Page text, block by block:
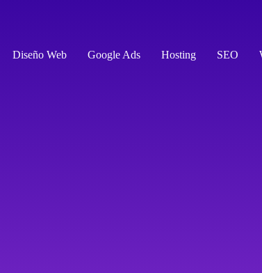
Diseño Web Google Ads Hosting SEO